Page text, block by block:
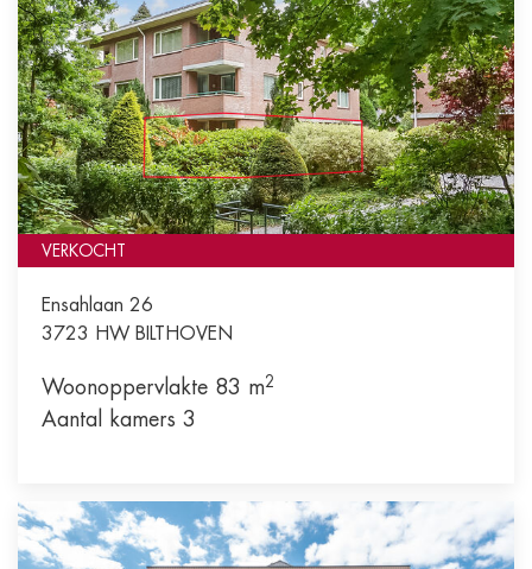
VERKOCHT
Ensahlaan 26
3723 HW BILTHOVEN
Woonoppervlakte 83 m2
Aantal kamers 3